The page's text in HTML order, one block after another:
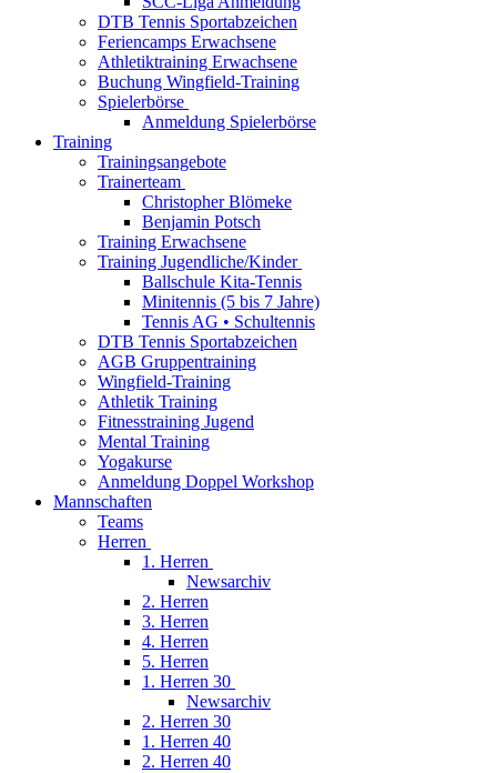
DTB Tennis Sportabzeichen
Feriencamps Erwachsene
Athletiktraining Erwachsene
Buchung Wingfield-Training
Spielerbörse
Anmeldung Spielerbörse
Training
Trainingsangebote
Trainerteam
Christopher Blömeke
Benjamin Potsch
Training Erwachsene
Training Jugendliche/Kinder
Ballschule Kita-Tennis
Minitennis (5 bis 7 Jahre)
Tennis AG • Schultennis
DTB Tennis Sportabzeichen
AGB Gruppentraining
Wingfield-Training
Athletik Training
Fitnesstraining Jugend
Mental Training
Yogakurse
Anmeldung Doppel Workshop
Mannschaften
Teams
Herren
1. Herren
Newsarchiv
2. Herren
3. Herren
4. Herren
5. Herren
1. Herren 30
Newsarchiv
2. Herren 30
1. Herren 40
2. Herren 40